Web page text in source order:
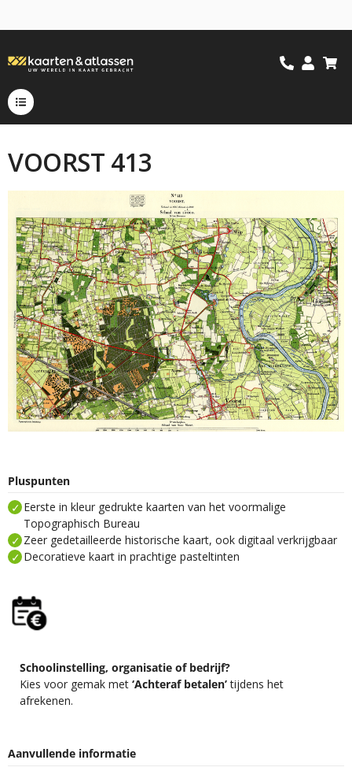
VOORST 413
Pluspunten
Eerste in kleur gedrukte kaarten van het voormalige
Topographisch Bureau
Zeer gedetailleerde historische kaart, ook digitaal verkrijgbaar
Decoratieve kaart in prachtige pasteltinten
Schoolinstelling, organisatie of bedrijf?
Kies voor gemak met ‘Achteraf betalen’tijdens het
afrekenen.
Aanvullende informatie